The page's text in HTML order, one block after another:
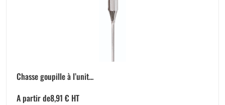
Chasse goupille à l’unit...
A partir de8,91 € HT